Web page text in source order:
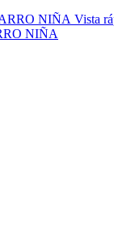
Vista
NIÑA